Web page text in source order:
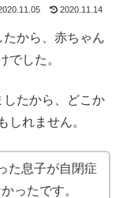
2020.11.14
から、赤ちゃん
でした。
たから、どこか
しれません。
た息子が自閉症
ったです。